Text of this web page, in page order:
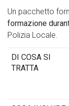
Un pacchetto
formazione
Polizia Locale.
DI COSA SI
TRATTA